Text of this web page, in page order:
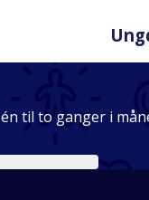
til to ganger i